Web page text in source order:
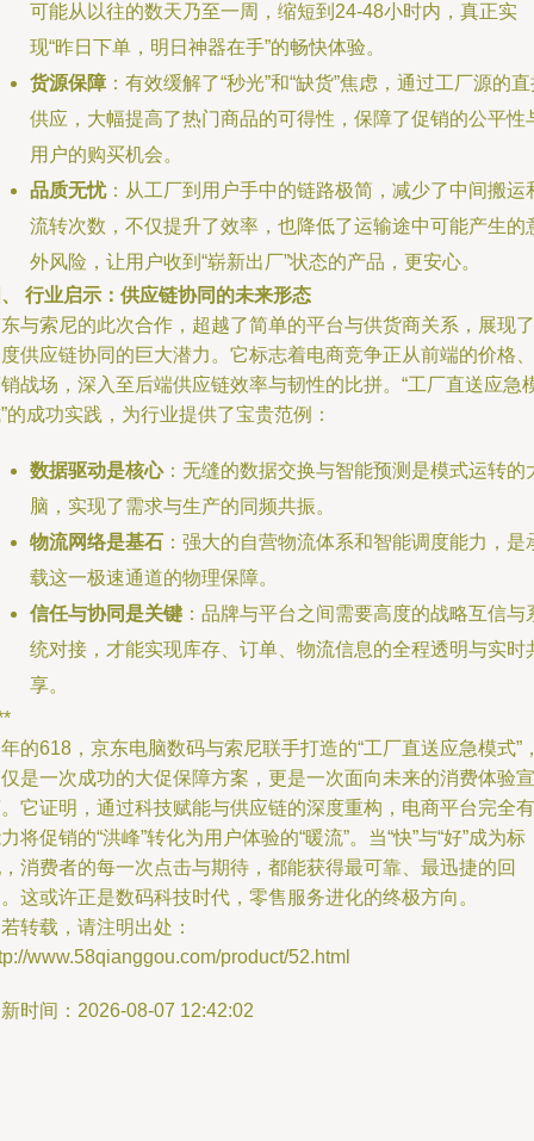
可能从以往的数天乃至一周，缩短到24-48小时内，真正实
现“昨日下单，明日神器在手”的畅快体验。
货源保障 ：有效缓解了“秒光”和“缺货”焦虑，通过工厂源的
供应，大幅提高了热门商品的可得性，保障了促销的公平性
用户的购买机会。
品质无忧：从工厂到用户手中的链路极简，减少了中间搬运
流转次数，不仅提升了效率，也降低了运输途中可能产生的
外风险，让用户收到“崭新出厂”状态的产品，更安心。
行业启示：供应链协同的未来形态
与索尼的此次合作，超越了简单的平台与供货商关系，展现了
供应链协同的巨大潜力。它标志着电商竞争正从前端的价格、
战场，深入至后端供应链效率与韧性的比拼。“工厂直送应急
的成功实践，为行业提供了宝贵范例：
数据驱动是核心：无缝的数据交换与智能预测是模式运转的
脑，实现了需求与生产的同频共振。
物流网络是基石 ：强大的自营物流体系和智能调度能力，是
载这一极速通道的物理保障。
信任与协同是关键 ：品牌与平台之间需要高度的战略互信与
统对接，才能实现库存、订单、物流信息的全程透明与实时
享。
的618，京东电脑数码与索尼联手打造的“工厂直送应急模式”
是一次成功的大促保障方案，更是一次面向未来的消费体验宣
它证明，通过科技赋能与供应链的深度重构，电商平台完全有
将促销的“洪峰”转化为用户体验的“暖流”。当“快”与“好”成为标
消费者的每一次点击与期待，都能获得最可靠、最迅捷的回
这或许正是数码科技时代，零售服务进化的终极方向。
转载，请注明出处：
www.58qianggou.com/product/52.html
时间：2026-08-07 12:42:02